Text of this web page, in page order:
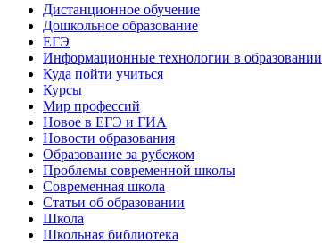
Дистанционное обучение
Дошкольное образование
ЕГЭ
Информационные технологии в образовании
Куда пойти учиться
Курсы
Мир профессий
Новое в ЕГЭ и ГИА
Новости образования
Образование за рубежом
Проблемы современной школы
Современная школа
Статьи об образовании
Школа
Школьная библиотека